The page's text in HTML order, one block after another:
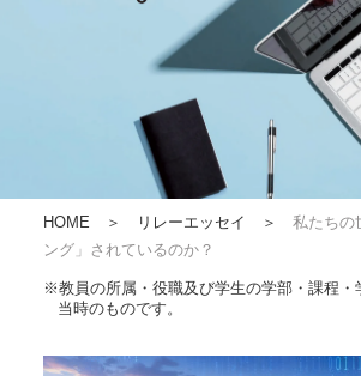
※教員の所属・役職及び学生の学部・課程・
当時のものです。
HOME ＞ リレーエッセイ ＞ 私たちの
ング」されているのか？